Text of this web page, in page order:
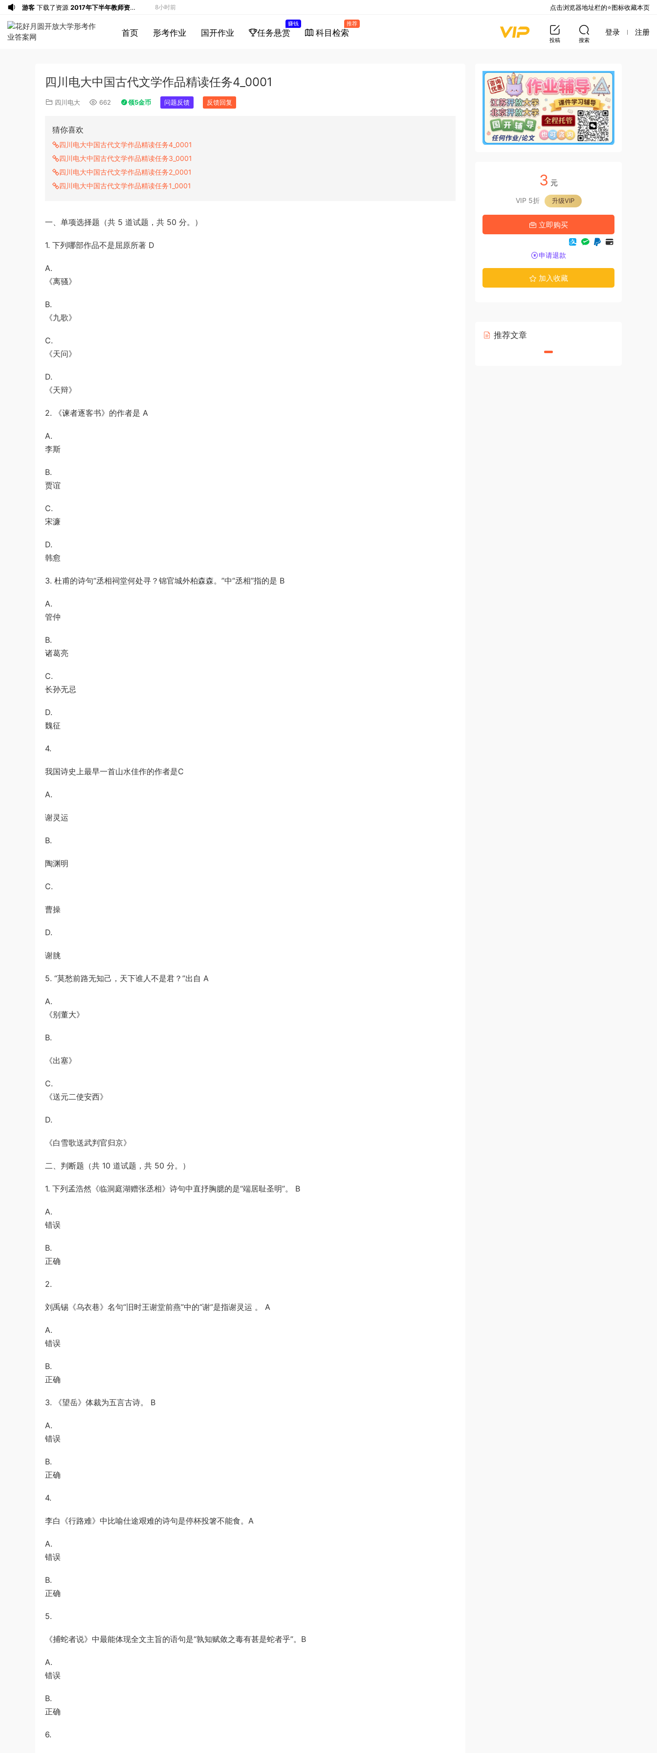
首页 形考作业 国开作业 任务悬赏
赚钱
科目检索
推荐
投稿 搜索
登录 注册
四川电大中国古代文学作品精读任务4_0001
四川电大 662 领5金币 问题反馈 反馈回复
猜你喜欢
四川电大中国古代文学作品精读任务4_0001
四川电大中国古代文学作品精读任务3_0001
四川电大中国古代文学作品精读任务2_0001
四川电大中国古代文学作品精读任务1_0001
一、单项选择题（共 5 道试题，共 50 分。）
1. 下列哪部作品不是屈原所著 D
A.
《离骚》
B.
《九歌》
C.
《天问》
D.
《天辩》
2. 《谏者逐客书》的作者是 A
A.
李斯
B.
贾谊
C.
宋濂
D.
韩愈
3. 杜甫的诗句“丞相祠堂何处寻？锦官城外柏森森。”中“丞相”指的是 B
A.
管仲
B.
诸葛亮
C.
长孙无忌
D.
魏征
4.
我国诗史上最早一首山水佳作的作者是C
A.
谢灵运
B.
陶渊明
C.
曹操
D.
谢朓
5. “莫愁前路无知己，天下谁人不是君？”出自 A
A.
《别董大》
B.
《出塞》
C.
《送元二使安西》
D.
《白雪歌送武判官归京》
二、判断题（共 10 道试题，共 50 分。）
1. 下列孟浩然《临洞庭湖赠张丞相》诗句中直抒胸臆的是“端居耻圣明”。 B
A.
错误
B.
正确
2.
刘禹锡《乌衣巷》名句“旧时王谢堂前燕”中的“谢”是指谢灵运 。 A
A.
错误
B.
正确
3. 《望岳》体裁为五言古诗。 B
A.
错误
B.
正确
4.
李白《行路难》中比喻仕途艰难的诗句是停杯投箸不能食。A
A.
错误
B.
正确
5.
《捕蛇者说》中最能体现全文主旨的语句是“孰知赋敛之毒有甚是蛇者乎”。B
A.
错误
B.
正确
6.
3 元
VIP 5折 升级VIP
立即购买
申请退款
加入收藏
推荐文章
游客 下载了资源 2017年下半年教师资格
证考试《综合素质》（小学）解析
8小时前
u*******签到打卡，获得1元奖励
游客下载了资源
2013年广东公务员考试
9小时前
u*******签到打卡，获得1元奖励 9小时前
11小时前
15分钟前
下载了资源
2009年黑龙江省申论
签到打卡，获得1元奖励 2小时前
下载了资源2019年广东公务员考试
《行测》真题（县级）答案及解析
2小时前
签到打卡，获得1元奖励 3小时前
试《行测》真题（下半年卷）答案及解析
下载了资源 2021年公务员多省联考
《申论》题（河南乡镇卷）及参考答案
7小时前
点击浏览器地址栏的⭐图标收藏本页